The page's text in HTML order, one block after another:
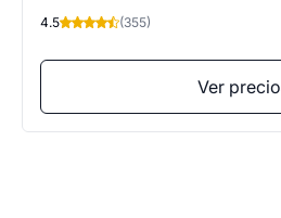
4.5 (355)
Ver precio